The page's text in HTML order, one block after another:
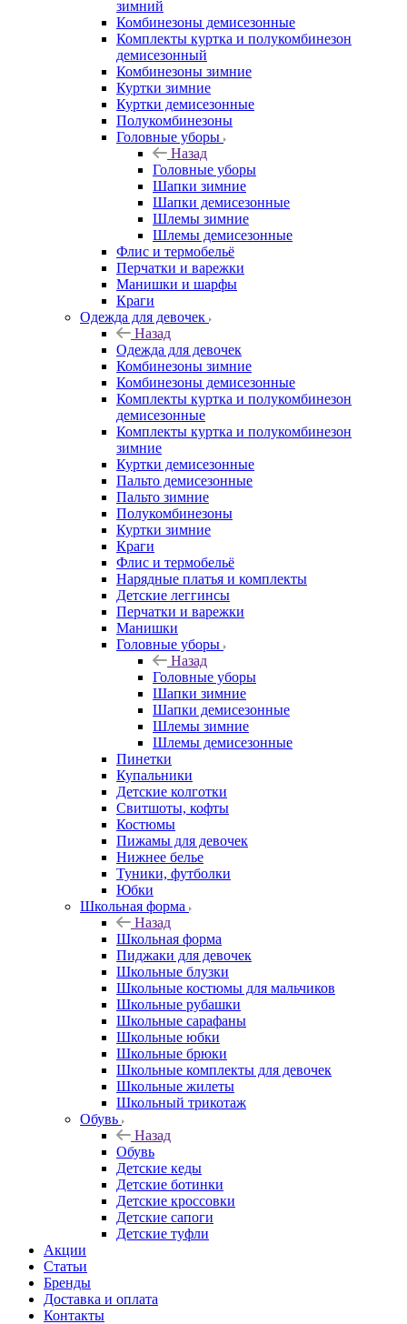
зимний
Комбинезоны демисезонные
Комплекты куртка и полукомбинезон
демисезонный
Комбинезоны зимние
Куртки зимние
Куртки демисезонные
Полукомбинезоны
Головные уборы
Назад
Головные уборы
Шапки зимние
Шапки демисезонные
Шлемы зимние
Шлемы демисезонные
Флис и термобельё
Перчатки и варежки
Манишки и шарфы
Краги
Одежда для девочек
Назад
Одежда для девочек
Комбинезоны зимние
Комбинезоны демисезонные
Комплекты куртка и полукомбинезон
демисезонные
Комплекты куртка и полукомбинезон
зимние
Куртки демисезонные
Пальто демисезонные
Пальто зимние
Полукомбинезоны
Куртки зимние
Краги
Флис и термобельё
Нарядные платья и комплекты
Детские леггинсы
Перчатки и варежки
Манишки
Головные уборы
Назад
Головные уборы
Шапки зимние
Шапки демисезонные
Шлемы зимние
Шлемы демисезонные
Пинетки
Купальники
Детские колготки
Свитшоты, кофты
Костюмы
Пижамы для девочек
Нижнее белье
Туники, футболки
Юбки
Школьная форма
Назад
Школьная форма
Пиджаки для девочек
Школьные блузки
Школьные костюмы для мальчиков
Школьные рубашки
Школьные сарафаны
Школьные юбки
Школьные брюки
Школьные комплекты для девочек
Школьные жилеты
Школьный трикотаж
Обувь
Назад
Обувь
Детские кеды
Детские ботинки
Детские кроссовки
Детские сапоги
Детские туфли
Акции
Статьи
Бренды
Доставка и оплата
Контакты